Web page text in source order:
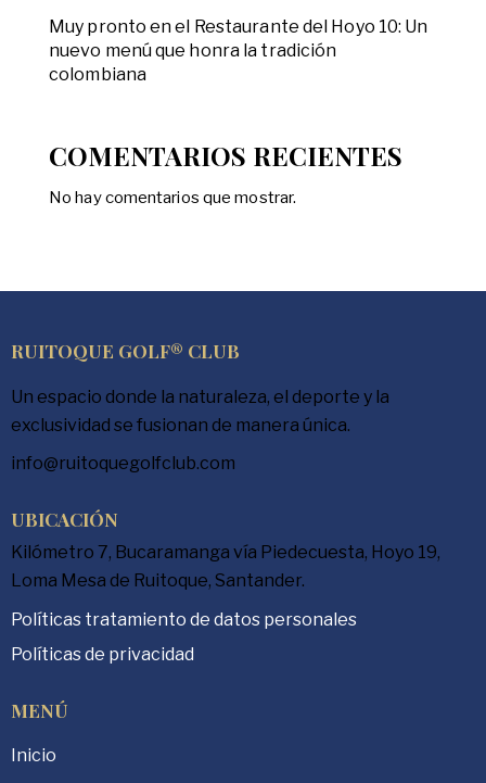
Muy pronto en el Restaurante del Hoyo 10: Un
nuevo menú que honra la tradición
colombiana
COMENTARIOS RECIENTES
No hay comentarios que mostrar.
RUITOQUE GOLF® CLUB
Un espacio donde la naturaleza, el deporte y la
exclusividad se fusionan de manera única.
info@ruitoquegolfclub.com
UBICACIÓN
Kilómetro 7, Bucaramanga vía Piedecuesta, Hoyo 19,
Loma Mesa de Ruitoque, Santander.
Políticas tratamiento de datos personales
Políticas de privacidad
MENÚ
Inicio